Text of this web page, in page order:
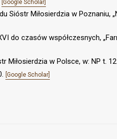
[Google Scholar]
Sióstr Miłosierdzia w Poznaniu,
do czasów współczesnych,
w Polsce, w: NP t.
[Google Scholar]